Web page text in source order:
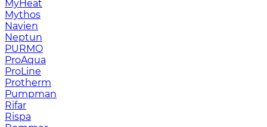
MyHeat
Mythos
Navien
Neptun
PURMO
ProAqua
ProLine
Protherm
Pumpman
Rifar
Rispa